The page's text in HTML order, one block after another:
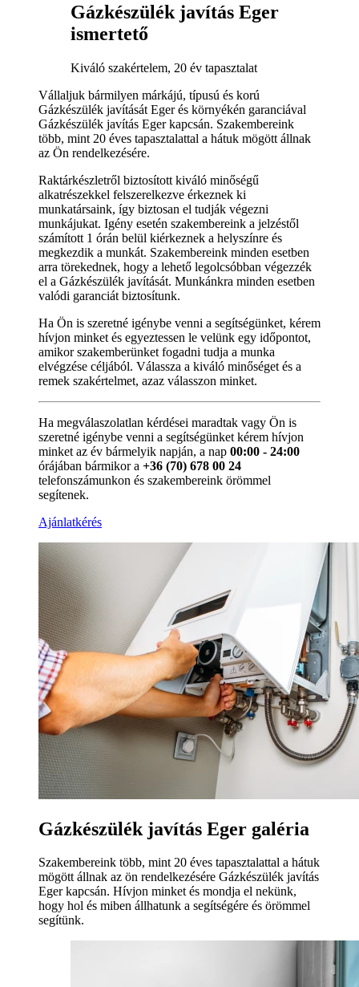
Gázkészülék javítás Eger
ismertető
Kiváló szakértelem, 20 év tapasztalat
Vállaljuk bármilyen márkájú, típusú és korú
Gázkészülék javítását Eger és környékén garanciával
Gázkészülék javítás Eger kapcsán. Szakembereink
több, mint 20 éves tapasztalattal a hátuk mögött állnak
az Ön rendelkezésére.
Raktárkészletről biztosított kiváló minőségű
alkatrészekkel felszerelkezve érkeznek ki
munkatársaink, így biztosan el tudják végezni
munkájukat. Igény esetén szakembereink a jelzéstől
számított 1 órán belül kiérkeznek a helyszínre és
megkezdik a munkát. Szakembereink minden esetben
arra törekednek, hogy a lehető legolcsóbban végezzék
el a Gázkészülék javítását. Munkánkra minden esetben
valódi garanciát biztosítunk.
Ha Ön is szeretné igénybe venni a segítségünket, kérem
hívjon minket és egyeztessen le velünk egy időpontot,
amikor szakemberünket fogadni tudja a munka
elvégzése céljából. Válassza a kiváló minőséget és a
remek szakértelmet, azaz válasszon minket.
Ha megválaszolatlan kérdései maradtak vagy Ön is
szeretné igénybe venni a segítségünket kérem hívjon
minket az év bármelyik napján, a nap 00:00 - 24:00
órájában bármikor a +36 (70) 678 00 24
telefonszámunkon és szakembereink örömmel
segítenek.
Ajánlatkérés
Gázkészülék javítás Eger galéria
Szakembereink több, mint 20 éves tapasztalattal a hátuk
mögött állnak az ön rendelkezésére Gázkészülék javítás
Eger kapcsán. Hívjon minket és mondja el nekünk,
hogy hol és miben állhatunk a segítségére és örömmel
segítünk.